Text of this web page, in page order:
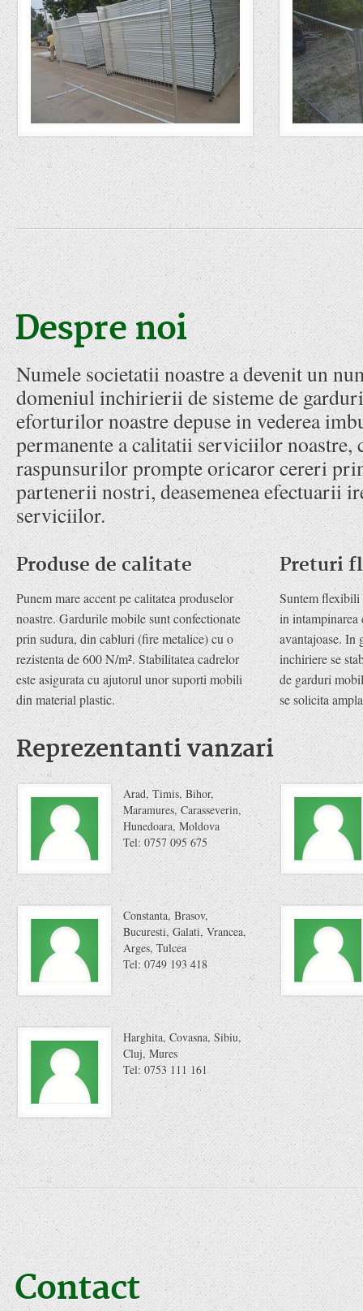
Despre noi
Numele societatii noastre a devenit un
domeniul inchirierii de sisteme de
eforturilor noastre depuse in vederea
permanente a calitatii serviciilor
raspunsurilor prompte oricaror cereri
partenerii nostri, deasemenea efectuarii
serviciilor.
Produse de calitate
Punem mare accent pe calitatea produselor
noastre. Gardurile mobile sunt confectionate
prin sudura, din cabluri (fire metalice) cu o
rezistenta de 600 N/m². Stabilitatea cadrelor
este asigurata cu ajutorul unor suporti mobili
din material plastic.
Preturi
Suntem flexibili
in
avantajoase. In
inchiriere se
de garduri
se solicita
Reprezentanti vanzari
Arad, Timis, Bihor,
Maramures, Carasseverin,
Hunedoara, Moldova
Tel: 0757 095 675
Constanta, Brasov,
Bucuresti, Galati, Vrancea,
Arges, Tulcea
Tel: 0749 193 418
Harghita, Covasna, Sibiu,
Cluj, Mures
Tel: 0753 111 161
Contact